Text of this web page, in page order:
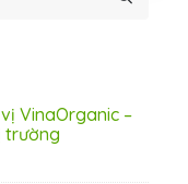
VinaOrganic –
trường